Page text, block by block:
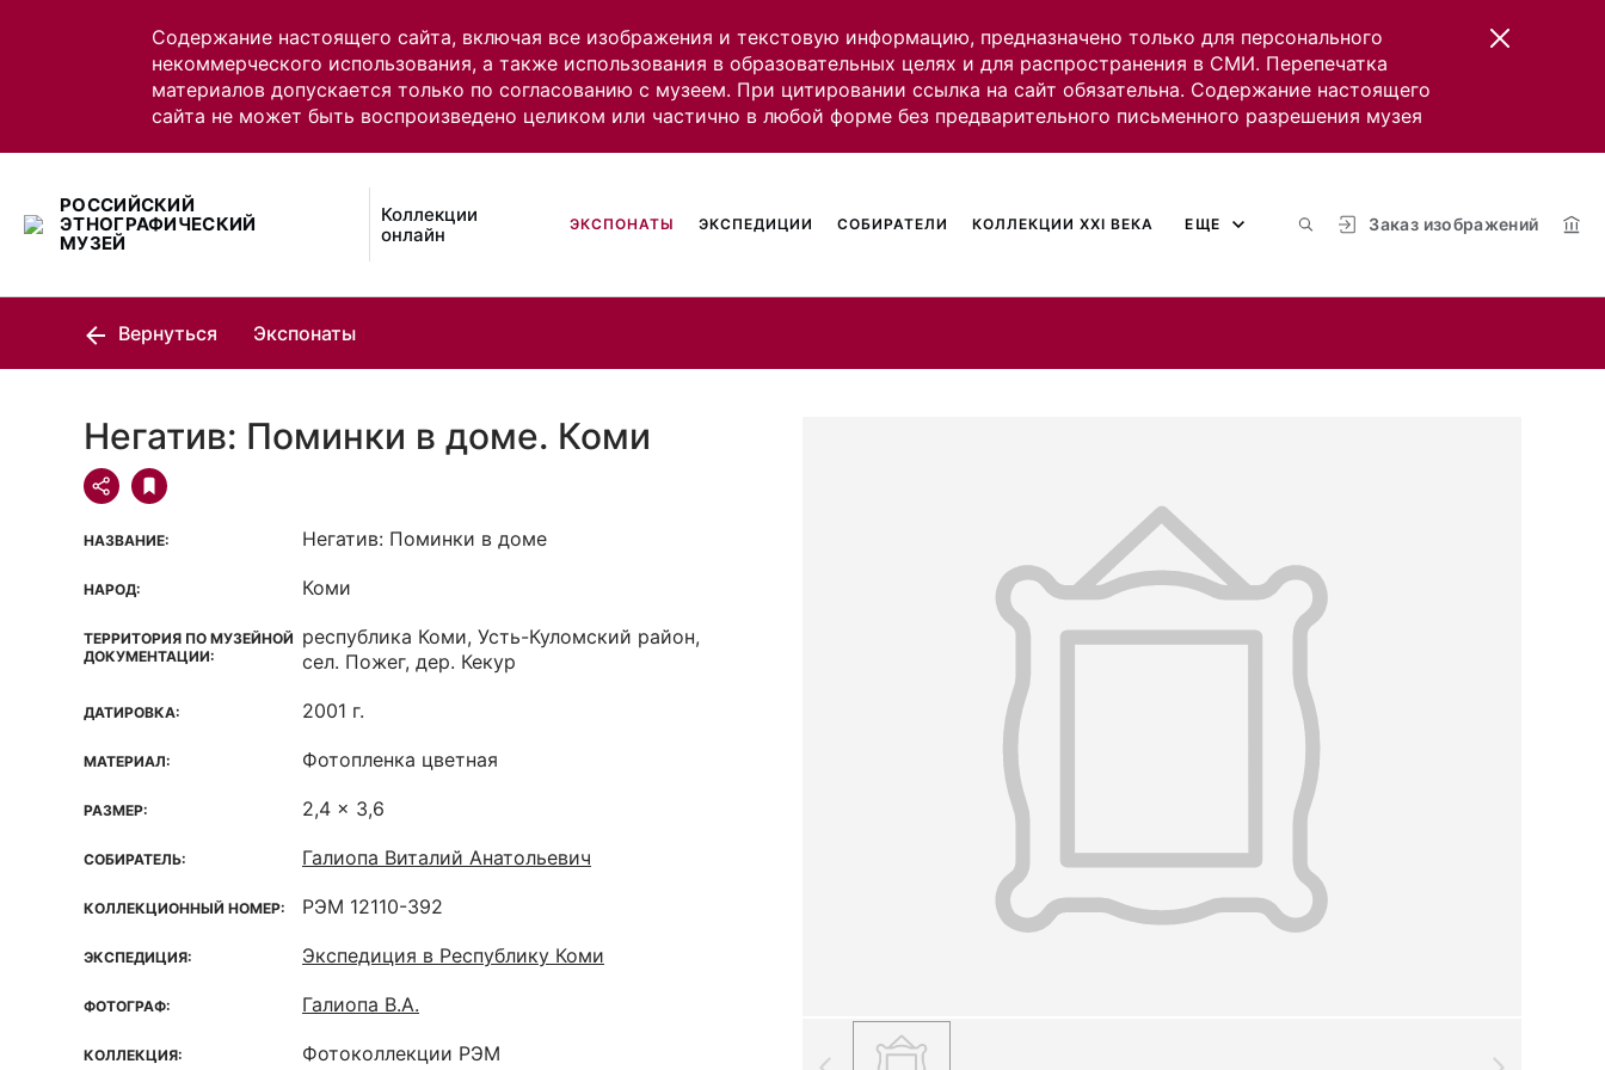
Содержание настоящего сайта, включая все изображения и текстовую информацию, предназначено только для персонального
некоммерческого использования, а также использования в образовательных целях и для распространения в СМИ. Перепечатка
материалов допускается только по согласованию с музеем. При цитировании ссылка на сайт обязательна. Содержание настоящего
сайта не может быть воспроизведено целиком или частично в любой форме без предварительного письменного разрешения музея
РОССИЙСКИЙ
ЭТНОГРАФИЧЕСКИЙ
МУЗЕЙ
Коллекции
онлайн
Заказ изображений
ЭКСПОНАТЫ ЭКСПЕДИЦИИ СОБИРАТЕЛИ КОЛЛЕКЦИИ XXI ВЕКА ЕЩЕ
Вернуться Экспонаты
Негатив: Поминки в доме. Коми
НАЗВАНИЕ: Негатив: Поминки в доме
НАРОД: Коми
ТЕРРИТОРИЯ ПО МУЗЕЙНОЙ
ДОКУМЕНТАЦИИ:
республика Коми, Усть-Куломский район,
сел. Пожег, дер. Кекур
ДАТИРОВКА: 2001 г.
МАТЕРИАЛ: Фотопленка цветная
РАЗМЕР: 2,4 x 3,6
СОБИРАТЕЛЬ: Галиопа Виталий Анатольевич
КОЛЛЕКЦИОННЫЙ НОМЕР: РЭМ 12110-392
ЭКСПЕДИЦИЯ: Экспедиция в Республику Коми
ФОТОГРАФ: Галиопа В.А.
КОЛЛЕКЦИЯ: Фотоколлекции РЭМ